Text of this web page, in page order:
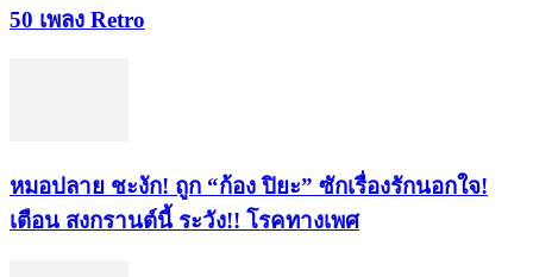
50 เพลง Retro
หมอปลาย ชะงัก! ถูก “ก้อง ปิยะ” ซักเรื่องรักนอกใจ!
เตือน สงกรานต์นี้ ระวัง!! โรคทางเพศ